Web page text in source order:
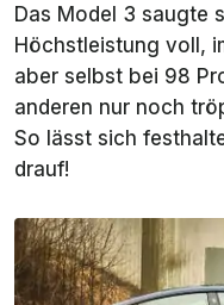
Das Model 3 saugte
Höchstleistung voll,
aber selbst bei 98
anderen nur noch
So lässt sich
drauf!